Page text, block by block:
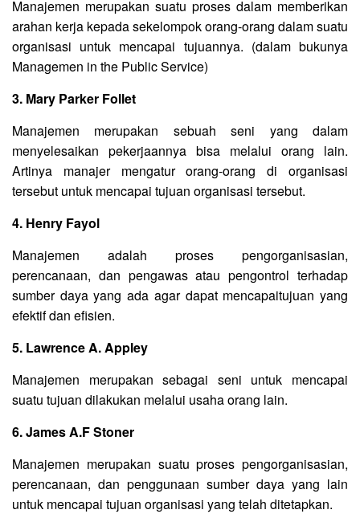
Manajemen merupakan suatu proses dalam memberikan
arahan kerja kepada sekelompok orang-orang dalam suatu
organisasi untuk mencapai tujuannya. (dalam bukunya
Managemen in the Public Service)
3. Mary Parker Follet
Manajemen merupakan sebuah seni yang dalam
menyelesaikan pekerjaannya bisa melalui orang lain.
Artinya manajer mengatur orang-orang di organisasi
tersebut untuk mencapai tujuan organisasi tersebut.
4. Henry Fayol
Manajemen adalah proses pengorganisasian,
perencanaan, dan pengawas atau pengontrol terhadap
sumber daya yang ada agar dapat mencapaitujuan yang
efektif dan efisien.
5. Lawrence A. Appley
Manajemen merupakan sebagai seni untuk mencapai
suatu tujuan dilakukan melalui usaha orang lain.
6. James A.F Stoner
Manajemen merupakan suatu proses pengorganisasian,
perencanaan, dan penggunaan sumber daya yang lain
untuk mencapai tujuan organisasi yang telah ditetapkan.